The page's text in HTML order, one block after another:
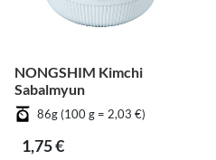
NONGSHIM Kimchi
Sabalmyun
86g (100 g = 2,03 €)
1,75 €